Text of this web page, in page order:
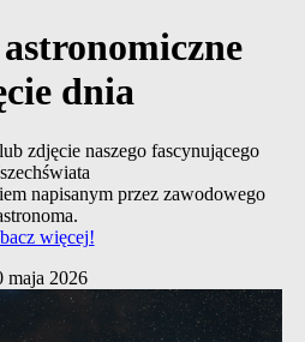
dnia
zdjęcie naszego fascynującego
napisanym przez zawodowego
więcej!
maja 2026